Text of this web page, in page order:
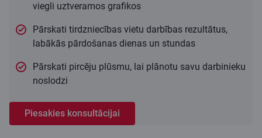
viegli uztveramos grafikos
Pārskati tirdzniecības vietu darbības rezultātus,
labākās pārdošanas dienas un stundas
Pārskati pircēju plūsmu, lai plānotu savu darbinieku
noslodzi
Piesakies konsultācijai